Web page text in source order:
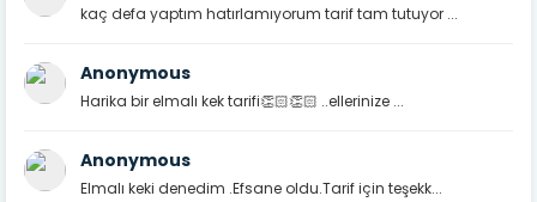
kaç defa yaptım hatırlamıyorum tarif tam tutuyor ...
Anonymous
Harika bir elmalı kek tarifi👏🏻👏🏻 ..ellerinize ...
Anonymous
Elmalı keki denedim .Efsane oldu.Tarif için teşekk...